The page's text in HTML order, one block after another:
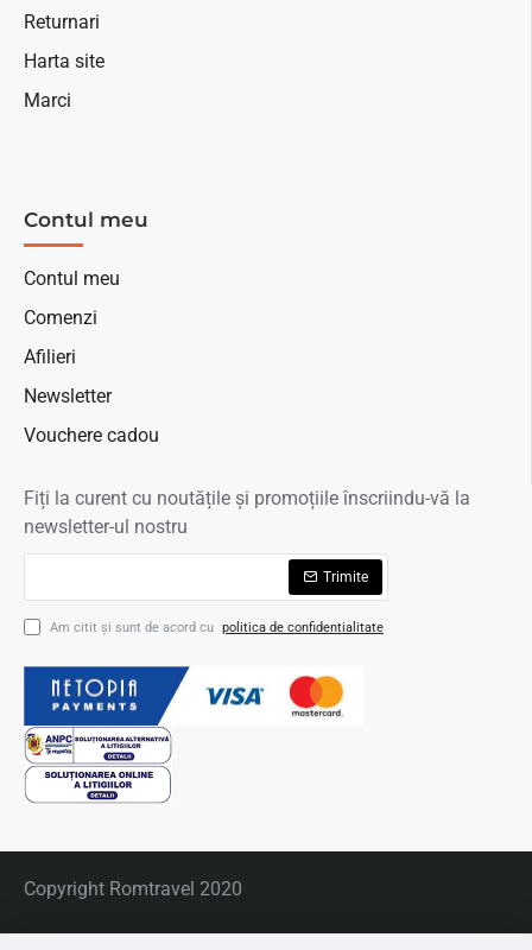
Returnari
Harta site
Marci
Contul meu
Contul meu
Comenzi
Afilieri
Newsletter
Vouchere cadou
Fiți la curent cu noutățile și promoțiile înscriindu-vă la
newsletter-ul nostru
Trimite
Am citit şi sunt de acord cu politica de confidentialitate
Copyright Romtravel 2020